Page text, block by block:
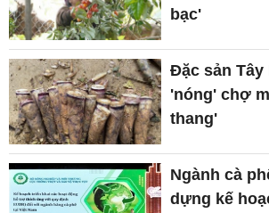
bạc'
Đặc sản Tây
'nóng' chợ
thang'
Ngành cà
dựng kế